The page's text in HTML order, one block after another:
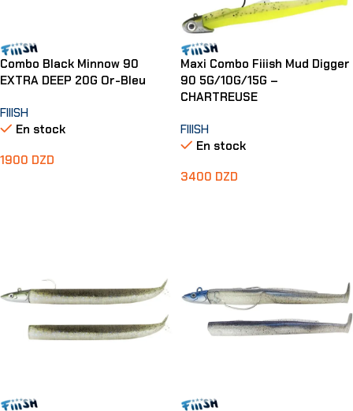
Combo Black Minnow 90
EXTRA DEEP 20G Or-Bleu
FIIISH
En stock
1900 DZD
Maxi Combo Fiiish Mud Digger
90 5G/10G/15G –
CHARTREUSE
FIIISH
En stock
3400 DZD